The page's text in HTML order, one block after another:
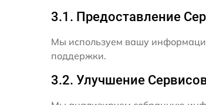
3.1. Предоставление
Мы используем вашу
поддержки.
3.2. Улучшение